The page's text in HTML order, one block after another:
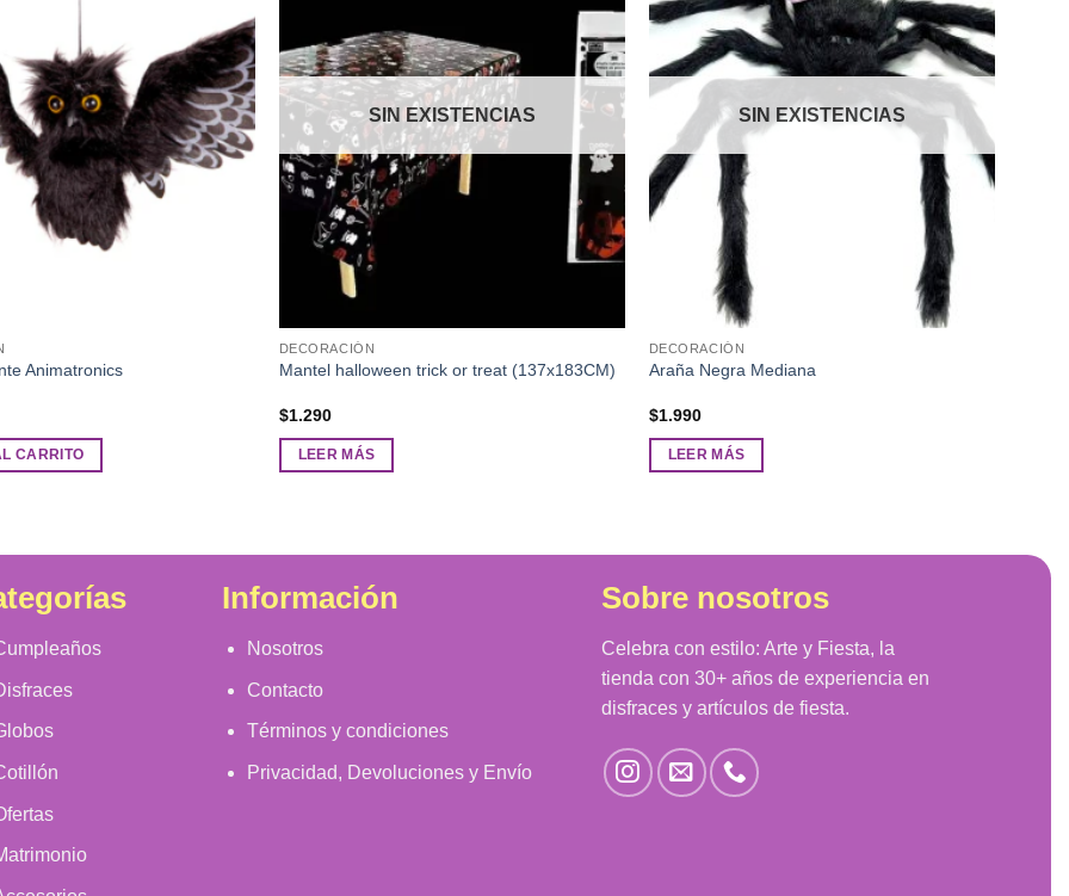
deseos
Animatronics
CARRITO
lista de
deseos
SIN EXISTENCIAS
DECORACIÓN
Mantel halloween trick or treat (137x183CM)
$1.290
LEER MÁS
lista de
deseos
SIN EXISTENCIAS
DECORACIÓN
Araña Negra Mediana
$1.990
LEER MÁS
Información
Nosotros
Contacto
Términos y condiciones
Privacidad, Devoluciones y Envío
Sobre nosotros
Celebra con estilo: Arte y Fiesta, la
tienda con 30+ años de experiencia en
disfraces y artículos de fiesta.